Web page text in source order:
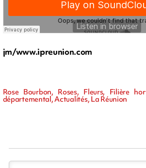
jm/www.ipreunion.com
Rose Bourbon, Roses, Fleurs, Filière
départemental, Actualités, La Réunion